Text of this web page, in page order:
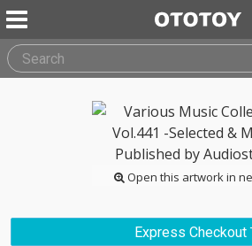
Open this artwork in
Express Checkout